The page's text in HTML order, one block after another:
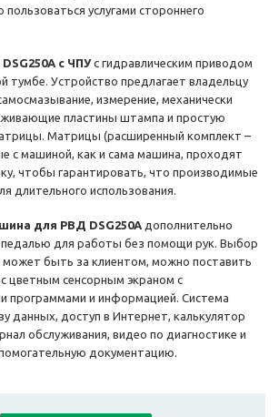
пользоваться услугами стороннего
с ЧПУс гидравлическим приводом
тумбе. Устройство предлагает владельцу
измерение, механически
пластины штампа и простую
Матрицы (расширенный комплект –
с машиной, как и сама машина, проходят
чтобы гарантировать, что производимые
длительного использования.
для РВД DSG250A дополнительно
для работы без помощи рук. Выбор
может быть за клиентом, можно поставить
цветным сенсорным экраном с
программами и информацией. Система
данных, доступ в Интернет, калькулятор
обслуживания, видео по диагностике и
документацию.